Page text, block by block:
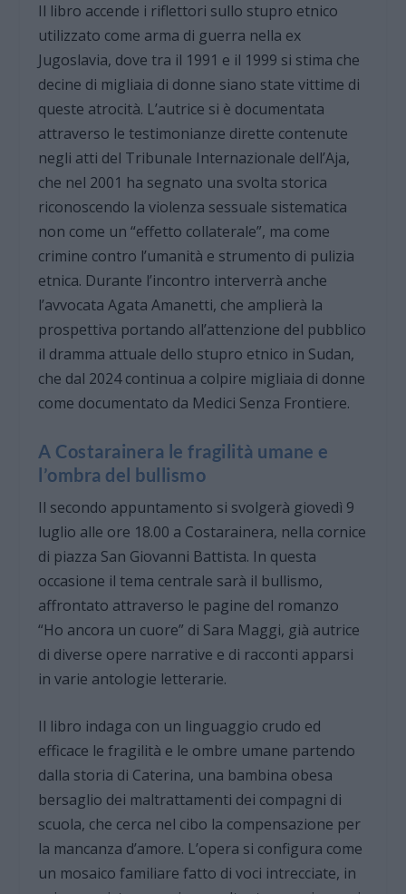
Il libro accende i riflettori sullo stupro etnico
utilizzato come arma di guerra nella ex
Jugoslavia, dove tra il 1991 e il 1999 si stima che
decine di migliaia di donne siano state vittime di
queste atrocità. L’autrice si è documentata
attraverso le testimonianze dirette contenute
negli atti del Tribunale Internazionale dell’Aja,
che nel 2001 ha segnato una svolta storica
riconoscendo la violenza sessuale sistematica
non come un “effetto collaterale”, ma come
crimine contro l’umanità e strumento di pulizia
etnica. Durante l’incontro interverrà anche
l’avvocata Agata Amanetti, che amplierà la
prospettiva portando all’attenzione del pubblico
il dramma attuale dello stupro etnico in Sudan,
che dal 2024 continua a colpire migliaia di donne
come documentato da Medici Senza Frontiere.
A Costarainera le fragilità umane e
l’ombra del bullismo
Il secondo appuntamento si svolgerà giovedì 9
luglio alle ore 18.00 a Costarainera, nella cornice
di piazza San Giovanni Battista. In questa
occasione il tema centrale sarà il bullismo,
affrontato attraverso le pagine del romanzo
“Ho ancora un cuore” di Sara Maggi, già autrice
di diverse opere narrative e di racconti apparsi
in varie antologie letterarie.
Il libro indaga con un linguaggio crudo ed
efficace le fragilità e le ombre umane partendo
dalla storia di Caterina, una bambina obesa
bersaglio dei maltrattamenti dei compagni di
scuola, che cerca nel cibo la compensazione per
la mancanza d’amore. L’opera si configura come
un mosaico familiare fatto di voci intrecciate, in